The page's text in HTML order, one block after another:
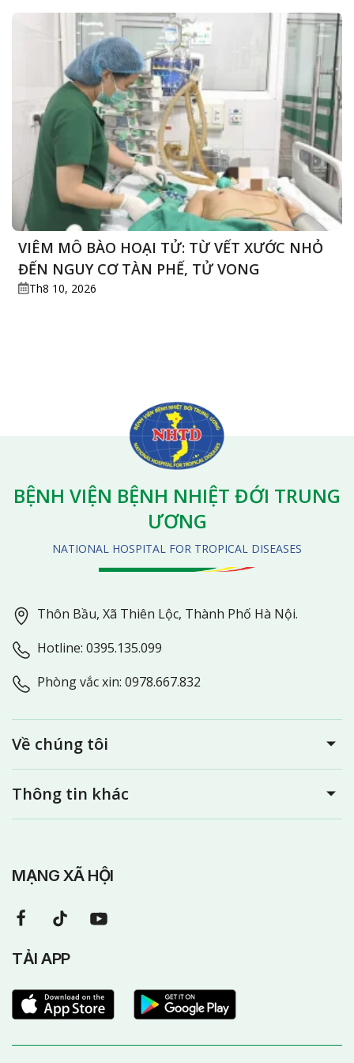
TÀN
PHẾ,
TỬ
VONG
hàng
tạp
hóa
cho
TT
&
QT
VIÊM MÔ BÀO HOẠI TỬ: TỪ VẾT XƯỚC NHỎ
ĐẾN NGUY CƠ TÀN PHẾ, TỬ VONG
Th8 10, 2026
BỆNH VIỆN BỆNH NHIỆT ĐỚI TRUNG
ƯƠNG
NATIONAL HOSPITAL FOR TROPICAL DISEASES
Thôn Bầu, Xã Thiên Lộc, Thành Phố Hà Nội.
Hotline: 0395.135.099
Phòng vắc xin: 0978.667.832
Về chúng tôi
Thông tin khác
MẠNG XÃ HỘI
TẢI APP